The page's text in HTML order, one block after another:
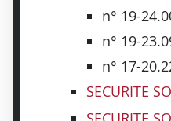
n° 19-
n° 19-
n° 17-
SECURITE